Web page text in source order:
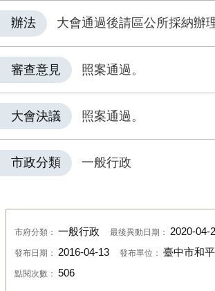
辦法 大會通過後請區公所採納辦理
審查意見 照案通過。
大會決議 照案通過。
市政分類 一般行政
市府分類： 一般行政 最後異動日期： 2020-04-
發布日期： 2016-04-13 發布單位： 臺中市和
點閱次數： 506